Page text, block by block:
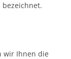
bezeichnet.
wir Ihnen die